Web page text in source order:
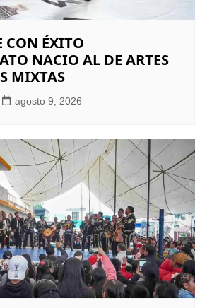
CON ÉXITO
NACIO AL DE ARTES
MIXTAS
agosto 9, 2026